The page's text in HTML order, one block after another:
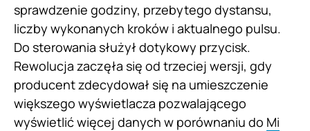
sprawdzenie godziny, przebytego dystansu,
liczby wykonanych kroków i aktualnego pulsu.
Do sterowania służył dotykowy przycisk.
Rewolucja zaczęła się od trzeciej wersji, gdy
producent zdecydował się na umieszczenie
większego wyświetlacza pozwalającego
wyświetlić więcej danych w porównaniu do Mi